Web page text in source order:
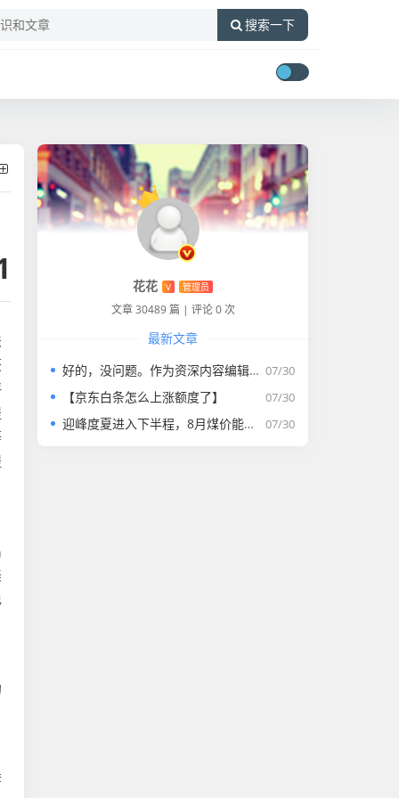
搜索一下
花花 V 管理员
文章 30489 篇 | 评论 0 次
最新文章
07/30
好的，没问题。作为资深内容编辑，我将为您打造一篇符合要求的专业教程文章。
07/30
【京东白条怎么上涨额度了】
07/30
迎峰度夏进入下半程，8月煤价能否走强？